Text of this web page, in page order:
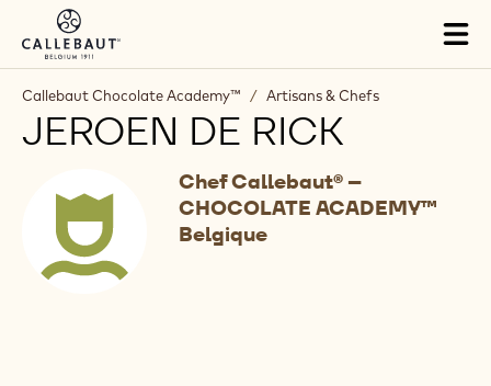
Skip to main content
Callebaut Chocolate Academy™ / Artisans & Chefs
JEROEN DE RICK
Chef Callebaut® –
CHOCOLATE ACADEMY™
Belgique